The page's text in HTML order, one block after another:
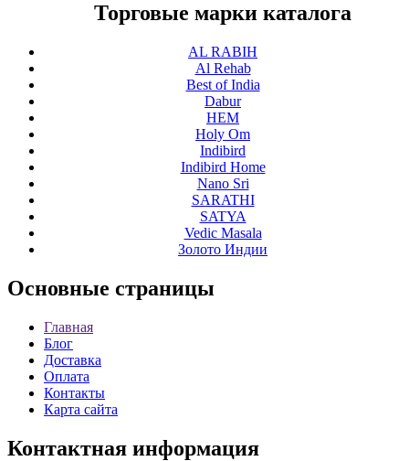
Торговые марки каталога
AL RABIH
Al Rehab
Best of India
Dabur
HEM
Holy Om
Indibird
Indibird Home
Nano Sri
SARATHI
SATYA
Vedic Masala
Золото Индии
Основные страницы
Главная
Блог
Доставка
Оплата
Контакты
Карта сайта
Контактная информация